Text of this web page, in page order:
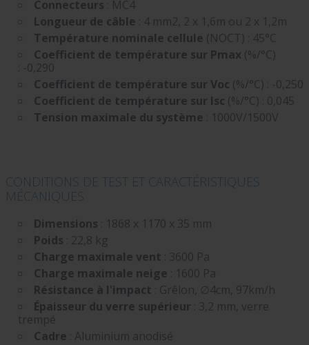
Connecteurs : MC4
Longueur de câble : 4 mm2, 2 x 1,6m ou 2 x 1,2m
Température nominale cellule (NOCT) : 45°C
Coefficient de température sur Pmax (%/°C)
: -0,290
Coefficient de température sur Voc (%/°C) : -0,250
Coefficient de température sur Isc (%/°C) : 0,045
Tension maximale du système : 1000V/1500V
CONDITIONS DE TEST ET CARACTÉRISTIQUES
MÉCANIQUES
Dimensions : 1868 x 1170 x 35 mm
Poids : 22,8 kg
Charge maximale vent : 3600 Pa
Charge maximale neige : 1600 Pa
Résistance à l'impact : Grêlon, ∅4cm, 97km/h
Épaisseur du verre supérieur : 3,2 mm, verre
trempé
Cadre : Aluminium anodisé